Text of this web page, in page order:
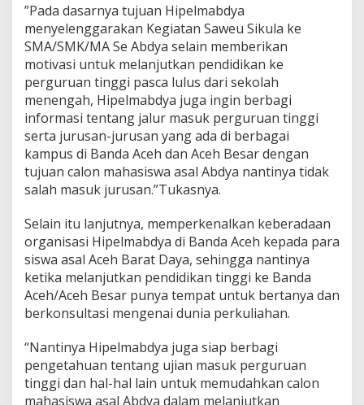
”Pada dasarnya tujuan Hipelmabdya
menyelenggarakan Kegiatan Saweu Sikula ke
SMA/SMK/MA Se Abdya selain memberikan
motivasi untuk melanjutkan pendidikan ke
perguruan tinggi pasca lulus dari sekolah
menengah, Hipelmabdya juga ingin berbagi
informasi tentang jalur masuk perguruan tinggi
serta jurusan-jurusan yang ada di berbagai
kampus di Banda Aceh dan Aceh Besar dengan
tujuan calon mahasiswa asal Abdya nantinya tidak
salah masuk jurusan.”Tukasnya.
Selain itu lanjutnya, memperkenalkan keberadaan
organisasi Hipelmabdya di Banda Aceh kepada para
siswa asal Aceh Barat Daya, sehingga nantinya
ketika melanjutkan pendidikan tinggi ke Banda
Aceh/Aceh Besar punya tempat untuk bertanya dan
berkonsultasi mengenai dunia perkuliahan.
“Nantinya Hipelmabdya juga siap berbagi
pengetahuan tentang ujian masuk perguruan
tinggi dan hal-hal lain untuk memudahkan calon
mahasiswa asal Abdya dalam melanjutkan